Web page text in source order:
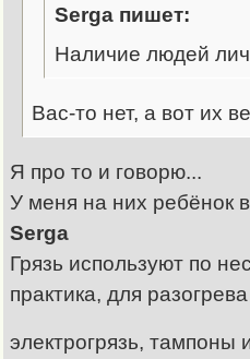
Serga пишет:
Наличие людей
Вас-то нет, а вот их
Я про то и говорю...
У меня на них ребёнок
Serga
Грязь используют по
практика, для
электрогрязь,